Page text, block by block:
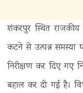
शंकरपुर स्थित
कटने से उत्पन्न समस्या
निरीक्षण कर दिए गए
बहाल कर दी गई है।